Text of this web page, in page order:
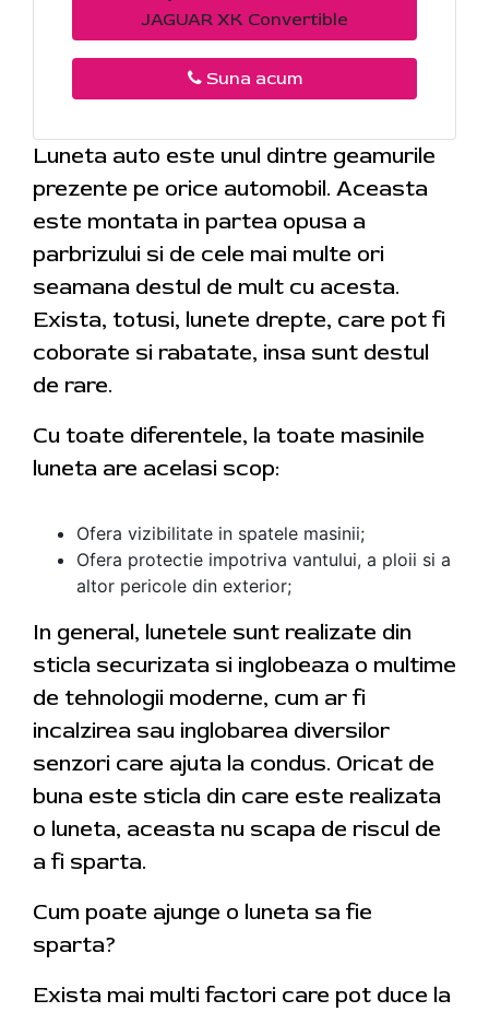
JAGUAR XK Convertible
Suna acum
Luneta auto este unul dintre geamurile
prezente pe orice automobil. Aceasta
este montata in partea opusa a
parbrizului si de cele mai multe ori
seamana destul de mult cu acesta.
Exista, totusi, lunete drepte, care pot fi
coborate si rabatate, insa sunt destul
de rare.
Cu toate diferentele, la toate masinile
luneta are acelasi scop:
Ofera vizibilitate in spatele masinii;
Ofera protectie impotriva vantului, a ploii si a
altor pericole din exterior;
In general, lunetele sunt realizate din
sticla securizata si inglobeaza o multime
de tehnologii moderne, cum ar fi
incalzirea sau inglobarea diversilor
senzori care ajuta la condus. Oricat de
buna este sticla din care este realizata
o luneta, aceasta nu scapa de riscul de
a fi sparta.
Cum poate ajunge o luneta sa fie
sparta?
Exista mai multi factori care pot duce la